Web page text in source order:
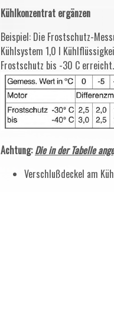
Kühlkonzentrat ergänzen
Beispiel: Die Frostschutz-
Kühlsystem 1,0 I
Frostschutz bis -30 C
Achtung:Die in der Tabelle
Verschlußdeckel am